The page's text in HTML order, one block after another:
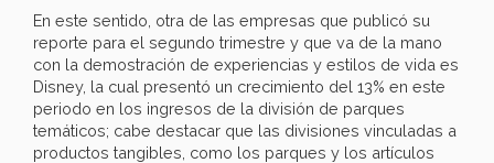
En este sentido, otra de las empresas que publicó su
reporte para el segundo trimestre y que va de la mano
con la demostración de experiencias y estilos de vida es
Disney, la cual presentó un crecimiento del 13% en este
periodo en los ingresos de la división de parques
temáticos; cabe destacar que las divisiones vinculadas a
productos tangibles, como los parques y los artículos